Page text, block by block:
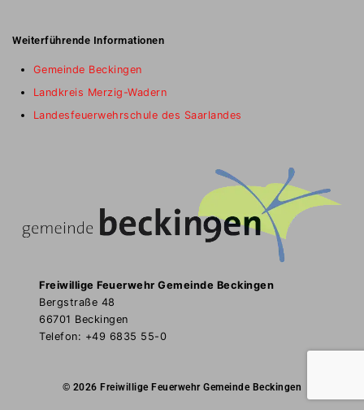
Weiterführende Informationen
Gemeinde Beckingen
Landkreis Merzig-Wadern
Landesfeuerwehrschule des Saarlandes
Freiwillige Feuerwehr Gemeinde Beckingen
Bergstraße 48
66701 Beckingen
Telefon: +49 6835 55-0
© 2026 Freiwillige Feuerwehr Gemeinde Beckingen